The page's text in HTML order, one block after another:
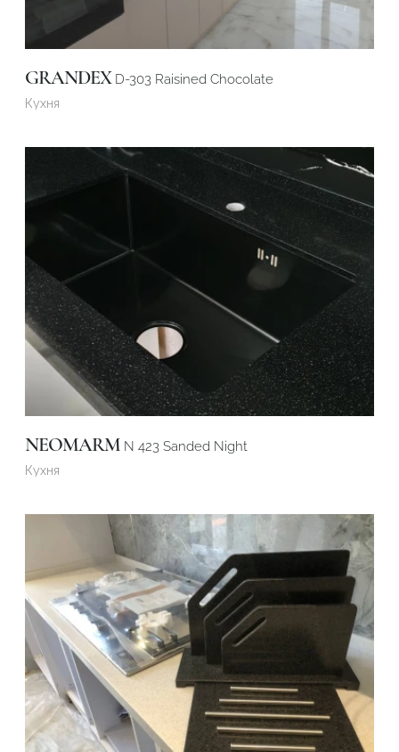
GRANDEX D-303 Raisined Chocolate
Кухня
NEOMARM N 423 Sanded Night
Кухня